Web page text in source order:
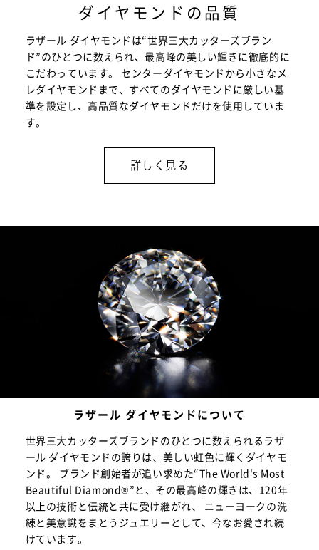
ダイヤモンドの品質
ラザール ダイヤモンドは“世界三大カッターズブラン
ド”のひとつに数えられ、最高峰の美しい輝きに徹底的に
こだわっています。 センターダイヤモンドから小さなメ
レダイヤモンドまで、すべてのダイヤモンドに厳しい基
準を設定し、高品質なダイヤモンドだけを使用していま
す。
詳しく見る
ラザール ダイヤモンドについて
世界三大カッターズブランドのひとつに数えられるラザ
ール ダイヤモンドの誇りは、美しい虹色に輝くダイヤモ
ンド。 ブランド創始者が追い求めた“The World's Most
Beautiful Diamond®”と、その最高峰の輝きは、120年
以上の技術と伝統と共に受け継がれ、 ニューヨークの洗
練と美意識をまとうジュエリーとして、今なお愛され続
けています。